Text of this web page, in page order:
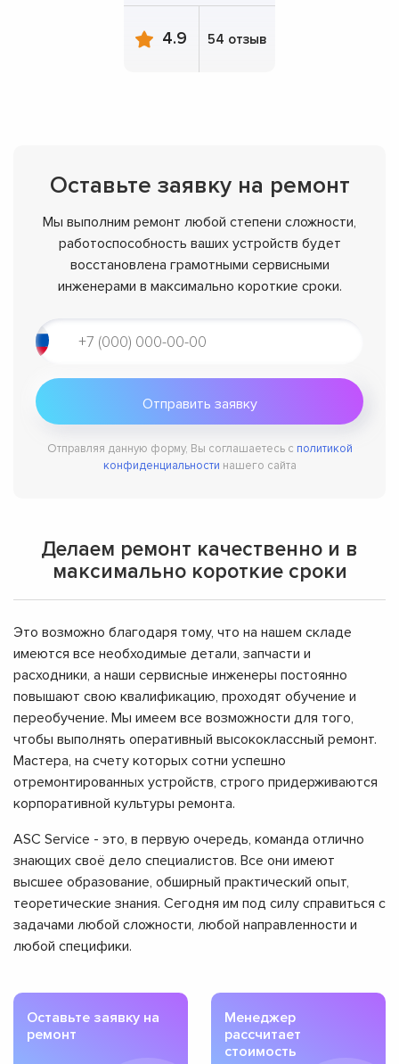
4.9 54 отзыв
Оставьте заявку на ремонт
Мы выполним ремонт любой степени сложности,
работоспособность ваших устройств будет
восстановлена грамотными сервисными
инженерами в максимально короткие сроки.
Отправляя данную форму, Вы соглашаетесь с политикой
конфиденциальности нашего сайта
Делаем ремонт качественно и в
максимально короткие сроки
Это возможно благодаря тому, что на нашем складе
имеются все необходимые детали, запчасти и
расходники, а наши сервисные инженеры постоянно
повышают свою квалификацию, проходят обучение и
переобучение. Мы имеем все возможности для того,
чтобы выполнять оперативный высококлассный ремонт.
Мастера, на счету которых сотни успешно
отремонтированных устройств, строго придерживаются
корпоративной культуры ремонта.
ASC Service - это, в первую очередь, команда отлично
знающих своё дело специалистов. Все они имеют
высшее образование, обширный практический опыт,
теоретические знания. Сегодня им под силу справиться с
задачами любой сложности, любой направленности и
любой специфики.
Оставьте заявку на
ремонт
Менеджер
рассчитает
стоимость